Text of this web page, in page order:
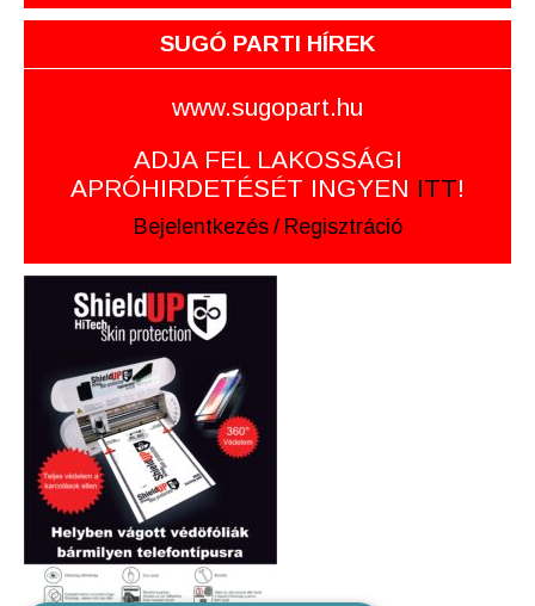
SUGÓ PARTI HÍREK
www.sugopart.hu
ADJA FEL LAKOSSÁGI
APRÓHIRDETÉSÉT INGYEN ITT!
Bejelentkezés / Regisztráció